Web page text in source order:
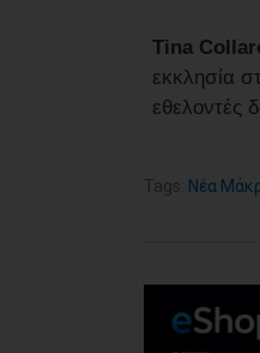
Tina
εκκλησία
εθελοντές
Tags: Νέα